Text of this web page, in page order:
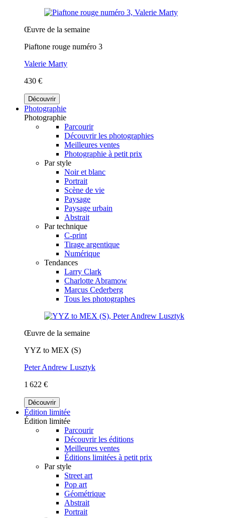
Œuvre de la semaine
Piaftone rouge numéro 3
Valerie Marty
430 €
Découvrir
Photographie
Photographie
Parcourir
Découvrir les photographies
Meilleures ventes
Photographie à petit prix
Par style
Noir et blanc
Portrait
Scène de vie
Paysage
Paysage urbain
Abstrait
Par technique
C-print
Tirage argentique
Numérique
Tendances
Larry Clark
Charlotte Abramow
Marcus Cederberg
Tous les photographes
Œuvre de la semaine
YYZ to MEX (S)
Peter Andrew Lusztyk
1 622 €
Découvrir
Édition limitée
Édition limitée
Parcourir
Découvrir les éditions
Meilleures ventes
Éditions limitées à petit prix
Par style
Street art
Pop art
Géométrique
Abstrait
Portrait